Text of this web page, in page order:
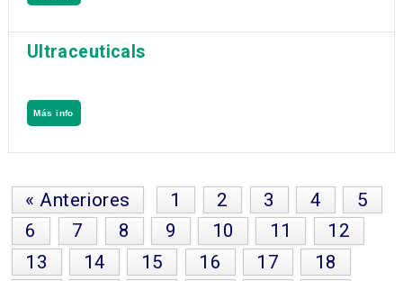
Ultraceuticals
Más info
« Anteriores 1 2 3 4
5
6
7 8 9 10 11
12
13
14 15 16 17
18